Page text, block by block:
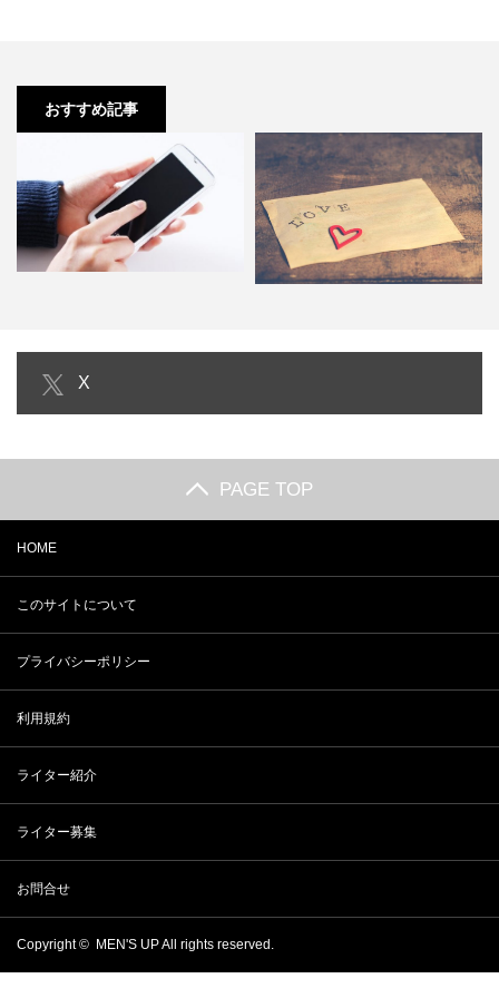
おすすめ記事
へ！脈ありの返信内容は…
X
PAGE TOP
HOME
このサイトについて
プライバシーポリシー
利用規約
ライター紹介
ライター募集
お問合せ
Copyright © MEN'S UPAll rights reserved.